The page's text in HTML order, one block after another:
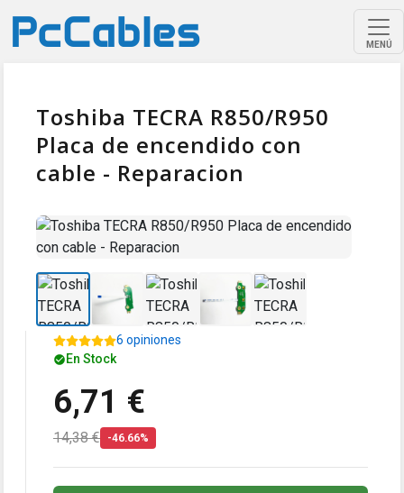
MENÚ
Toshiba TECRA R850/R950
Placa de encendido con
cable - Reparacion
6 opiniones
En Stock
6,71 €
14,38 € -46.66%